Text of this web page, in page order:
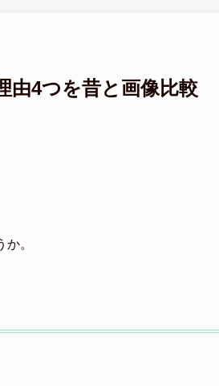
由4つを昔と画像比較
。